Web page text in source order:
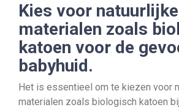
Kies voor natuurlijke
materialen zoals
katoen voor de
babyhuid.
Het is essentieel om te kiezen voor
materialen zoals biologisch katoen